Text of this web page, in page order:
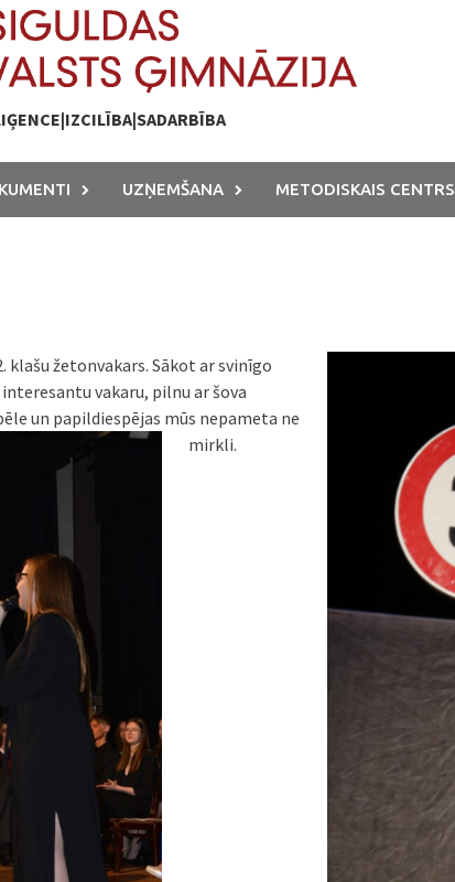
UZŅEMŠANA METODISKAIS CENTRS
klašu žetonvakars. Sākot ar svinīgo
vakaru, pilnu ar šova
un papildiespējas mūs nepameta ne
mirkli.